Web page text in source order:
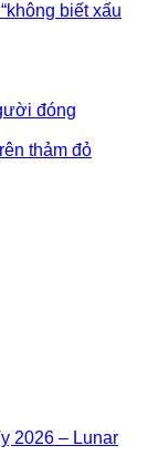
biết xấu
đóng
thảm đỏ
2026 – Lunar